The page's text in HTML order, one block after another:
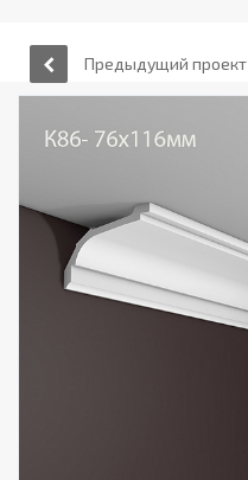
Предыдущий проект